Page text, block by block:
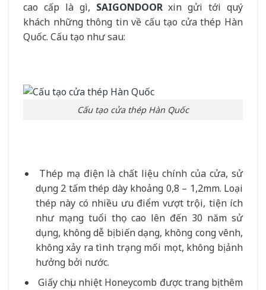
cao cấp là gì, SAIGONDOORxin gửi tới quý
khách những thông tin về cấu tạo cửa thép Hàn
Quốc. Cấu tạo như sau:
Cấu tạo cửa thép Hàn Quốc
Thép mạ điện là chất liệu chính của cửa, sử
dụng 2 tấm thép dày khoảng 0,8 – 1,2mm. Loại
thép này có nhiều ưu điểm vượt trội, tiện ích
như mạng tuổi thọ cao lên đến 30 năm sử
dụng, không dễ bị biến dạng, không cong vênh,
không xảy ra tình trạng mối mọt, không bị ảnh
hưởng bởi nước.
Giấy chịu nhiệt Honeycomb được trang bị thêm